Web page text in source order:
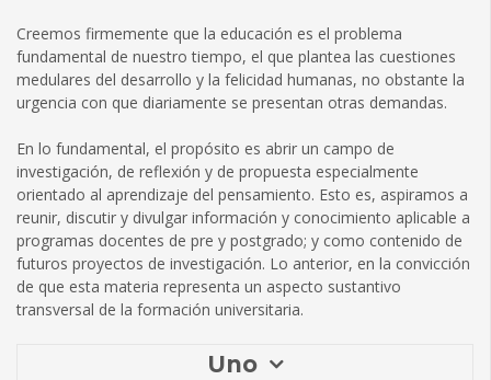
Creemos firmemente que la educación es el problema
fundamental de nuestro tiempo, el que plantea las cuestiones
medulares del desarrollo y la felicidad humanas, no obstante la
urgencia con que diariamente se presentan otras demandas.
En lo fundamental, el propósito es abrir un campo de
investigación, de reflexión y de propuesta especialmente
orientado al aprendizaje del pensamiento. Esto es, aspiramos a
reunir, discutir y divulgar información y conocimiento aplicable a
programas docentes de pre y postgrado; y como contenido de
futuros proyectos de investigación. Lo anterior, en la convicción
de que esta materia representa un aspecto sustantivo
transversal de la formación universitaria.
Uno